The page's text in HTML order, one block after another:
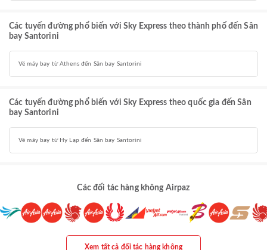
Các tuyến đường phổ biến với Sky Express theo thành phố đến Sân
bay Santorini
Vé máy bay từ Athens đến Sân bay Santorini
Các tuyến đường phổ biến với Sky Express theo quốc gia đến Sân
bay Santorini
Vé máy bay từ Hy Lạp đến Sân bay Santorini
Các đối tác hàng không Airpaz
Xem tất cả đối tác hàng không